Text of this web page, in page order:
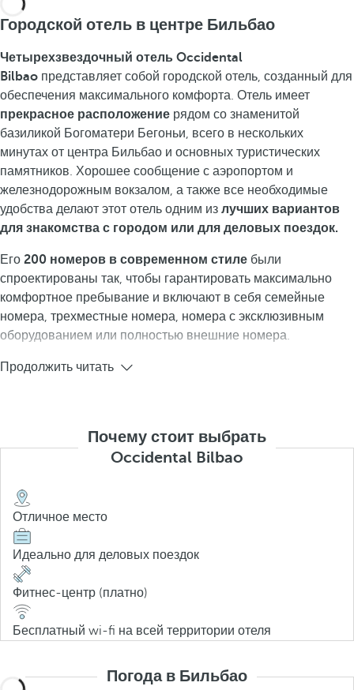
Городской отель в центре Бильбао
Четырехзвездочный отель Occidental
Bilbao представляет собой городской отель, созданный для
обеспечения максимального комфорта. Отель имеет
прекрасное расположение рядом со знаменитой
базиликой Богоматери Бегоньи, всего в нескольких
минутах от центра Бильбао и основных туристических
памятников. Хорошее сообщение с аэропортом и
железнодорожным вокзалом, а также все необходимые
удобства делают этот отель одним из лучших вариантов
для знакомства с городом или для деловых поездок.
Его 200 номеров в современном стиле были
спроектированы так, чтобы гарантировать максимально
комфортное пребывание и включают в себя семейные
номера, трехместные номера, номера с эксклюзивным
оборудованием или полностью внешние номера.
Продолжить читать
Почему стоит выбрать
Occidental Bilbao
Отличное место
Идеально для деловых поездок
Фитнес-центр (платно)
Бесплатный wi-fi на всей территории отеля
Погода в Бильбао